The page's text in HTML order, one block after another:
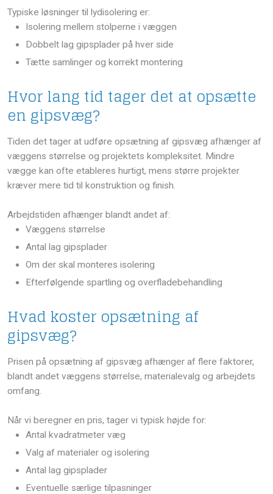
Typiske løsninger til lydisolering er:
​Isolering mellem stolperne i væggen
​Dobbelt lag gipsplader på hver side
​Tætte samlinger og korrekt montering
Hvor lang tid tager det at opsætte
en gipsvæg?
Tiden det tager at udføre opsætning af gipsvæg afhænger af
væggens størrelse og projektets kompleksitet. Mindre
vægge kan ofte etableres hurtigt, mens større projekter
kræver mere tid til konstruktion og finish.
Arbejdstiden afhænger blandt andet af:
​Væggens størrelse
​Antal lag gipsplader
​Om der skal monteres isolering
​Efterfølgende spartling og overfladebehandling
Hvad koster opsætning af
gipsvæg?
Prisen på opsætning af gipsvæg afhænger af flere faktorer,
blandt andet væggens størrelse, materialevalg og arbejdets
omfang.
Når vi beregner en pris, tager vi typisk højde for:
​Antal kvadratmeter væg
​Valg af materialer og isolering
​Antal lag gipsplader
​Eventuelle særlige tilpasninger